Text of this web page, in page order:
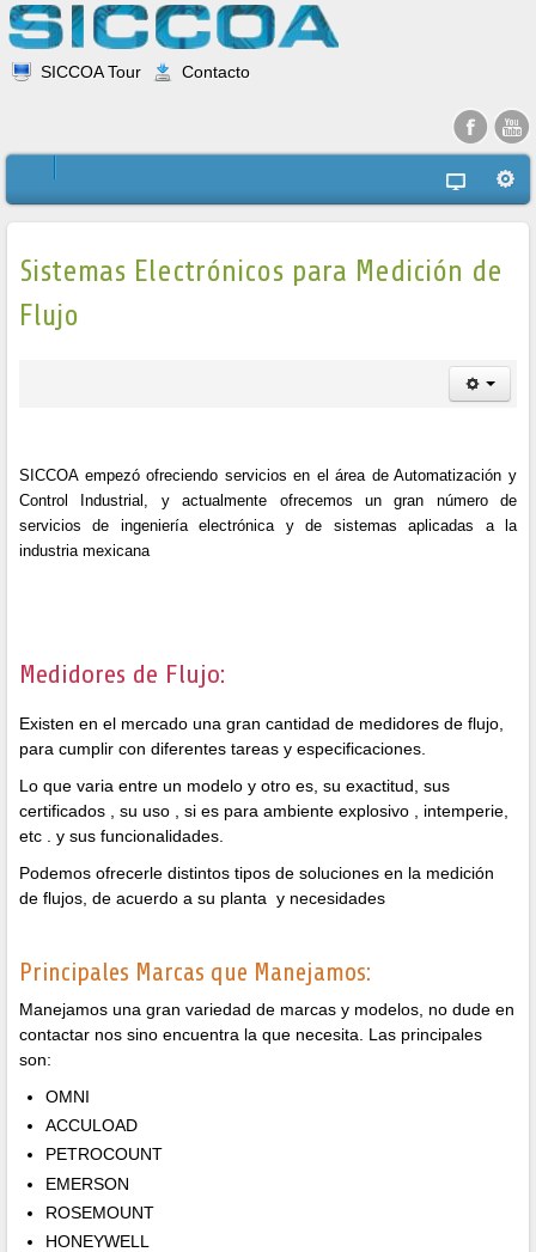
SICCOA Tour Contacto
Sistemas Electrónicos para Medición de
Flujo
SICCOA empezó ofreciendo servicios en el área de Automatización y
Control Industrial, y actualmente ofrecemos un gran número de
servicios de ingeniería electrónica y de sistemas aplicadas a la
industria mexicana
Medidores de Flujo:
Existen en el mercado una gran cantidad de medidores de flujo,
para cumplir con diferentes tareas y especificaciones.
Lo que varia entre un modelo y otro es, su exactitud, sus
certificados , su uso , si es para ambiente explosivo , intemperie,
etc . y sus funcionalidades.
Podemos ofrecerle distintos tipos de soluciones en la medición
de flujos, de acuerdo a su planta y necesidades
Principales Marcas que Manejamos:
Manejamos una gran variedad de marcas y modelos, no dude en
contactar nos sino encuentra la que necesita. Las principales
son:
OMNI
ACCULOAD
PETROCOUNT
EMERSON
ROSEMOUNT
HONEYWELL